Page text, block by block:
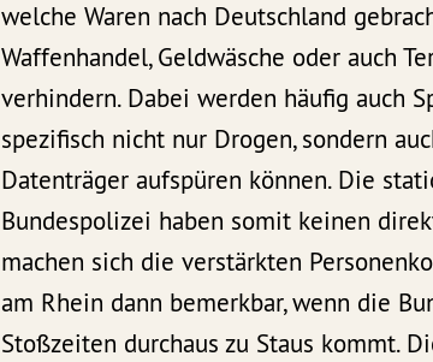
welche Waren nach Deutschland
Waffenhandel, Geldwäsche oder auch
verhindern. Dabei werden häufig auch
spezifisch nicht nur Drogen, sondern
Datenträger aufspüren können. Die
Bundespolizei haben somit keinen
machen sich die verstärkten
am Rhein dann bemerkbar, wenn die
Stoßzeiten durchaus zu Staus kommt.